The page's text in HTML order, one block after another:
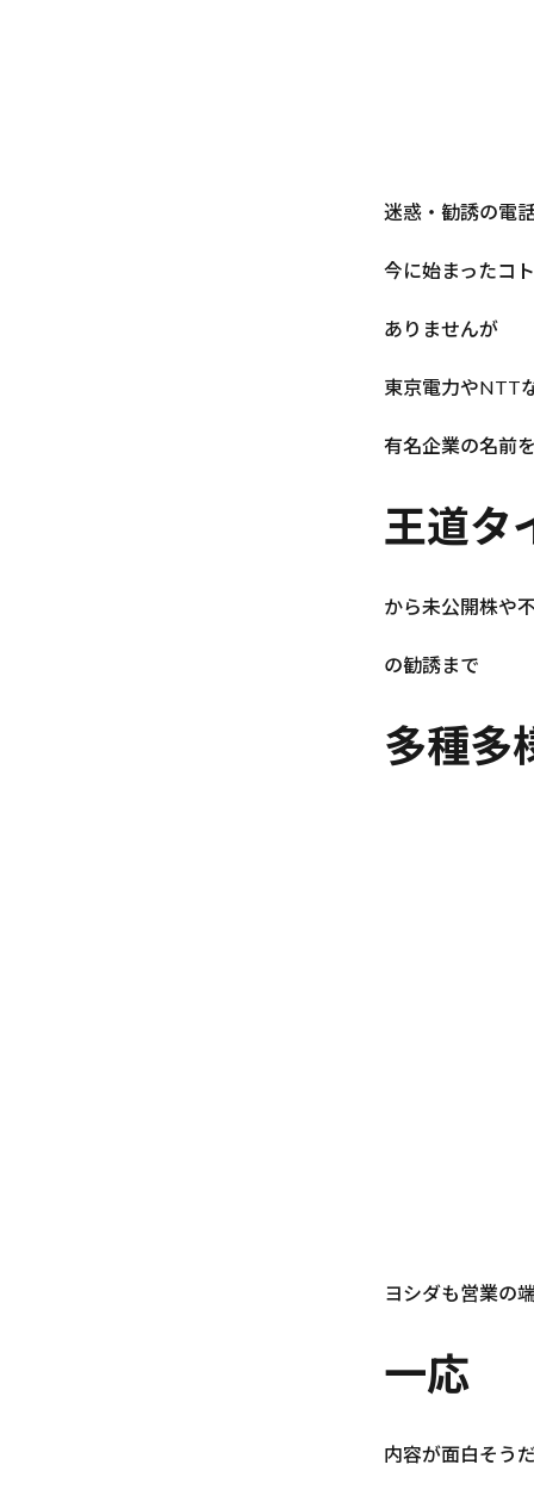
迷惑・勧誘の電
今に始まったコ
ありませんが
東京電力やNTT
有名企業の名前
王道タ
から未公開株や
の勧誘まで
多種多
ヨシダも営業の
一応
内容が面白そう